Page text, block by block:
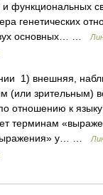
и функциональных
генетических
основных… …
1) внешняя,
(или зрительным)
отношению к
терминам
у… …